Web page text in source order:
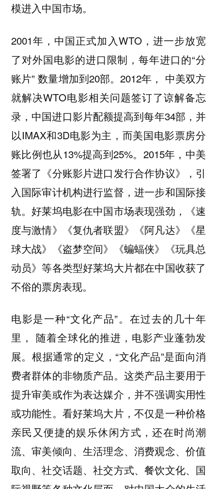
模进入中国市场。
2001年，中国正式加入WTO，进一步放宽
了对外国电影的进口限制，每年进口的“分
账片” 数量增加到20部。2012年， 中美双方
就解决WTO电影相关问题签订了谅解备忘
录，中国进口影片配额提高到每年34部，并
以IMAX和3D电影为主，而美国电影票房分
账比例也从13%提高到25%。2015年，中美
签署了《分账影片进口发行合作协议》，引
入国际审计机构进行监督，进一步和国际接
轨。好莱坞电影在中国市场表现强劲，《速
度与激情》《复仇者联盟》《阿凡达》《星
球大战》《盗梦空间》《蝙蝠侠》《玩具总
动员》等各类型好莱坞大片都在中国收获了
不俗的票房表现。
电影是一种“文化产品”。在过去的几十年
里， 随着全球化的推进，电影产业蓬勃发
展。根据通常的定义，“文化产品”是面向消
费者群体的非物质产品。这类产品主要用于
提升审美或作为表达媒介，并不强调实用性
或功能性。看好莱坞大片，不仅是一种价格
亲民又便捷的娱乐休闲方式，还在时尚潮
流、审美倾向、生活理念、消费观念、价值
取向、社交话题、社交方式、餐饮文化、国